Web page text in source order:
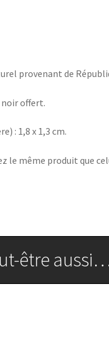
provenant de
noir offert.
: 1,8 x 1,3 cm.
le même produit que
être